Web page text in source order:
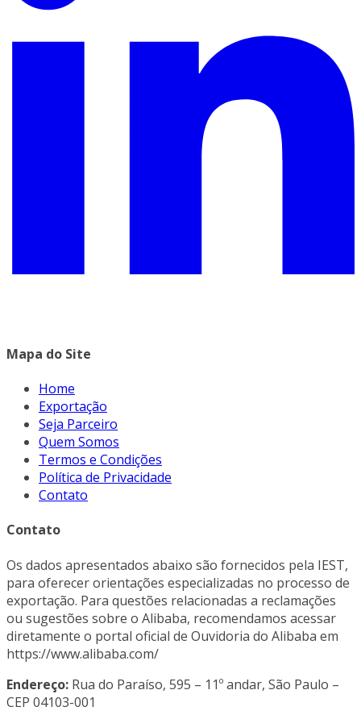
Mapa do Site
Home
Exportação
Seja Parceiro
Quem Somos
Termos e Condições
Política de Privacidade
Contato
Contato
Os dados apresentados abaixo são fornecidos pela IEST,
para oferecer orientações especializadas no processo de
exportação. Para questões relacionadas a reclamações
ou sugestões sobre o Alibaba, recomendamos acessar
diretamente o portal oficial de Ouvidoria do Alibaba em
https://www.alibaba.com/
Endereço: Rua do Paraíso, 595 – 11º andar, São Paulo –
CEP 04103-001